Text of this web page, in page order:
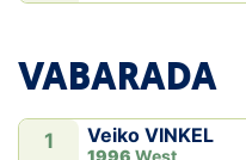
VABARADA
1 Veiko VINKEL
1996 West